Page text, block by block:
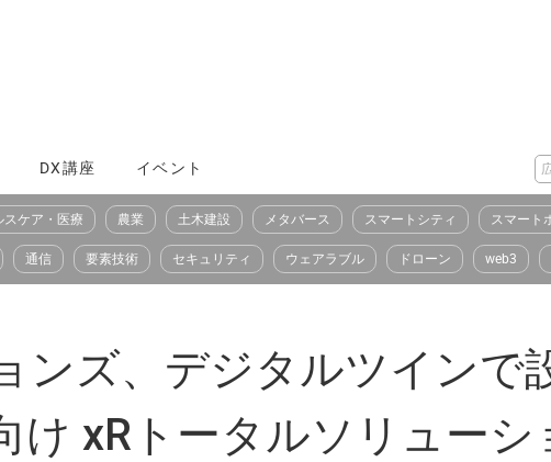
DX講座 イベント
スケア・医療 農業 土木建設 メタバース スマートシティ スマート
通信 要素技術 セキュリティ ウェアラブル ドローン web3
ンズ、デジタルツインで
け xRトータルソリュー